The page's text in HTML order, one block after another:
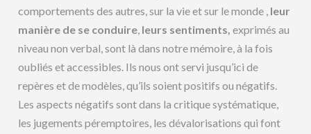
comportements des autres, sur la vie et sur le monde , leur
manière de se conduire, leurs sentiments, exprimés au
niveau non verbal, sont là dans notre mémoire, à la fois
oubliés et accessibles. Ils nous ont servi jusqu’ici de
repères et de modèles, qu’ils soient positifs ou négatifs.
Les aspects négatifs sont dans la critique systématique,
les jugements péremptoires, les dévalorisations qui font